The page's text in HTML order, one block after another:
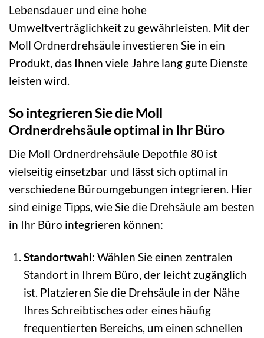
Lebensdauer und eine hohe
Umweltverträglichkeit zu gewährleisten. Mit der
Moll Ordnerdrehsäule investieren Sie in ein
Produkt, das Ihnen viele Jahre lang gute Dienste
leisten wird.
So integrieren Sie die Moll
Ordnerdrehsäule optimal in Ihr Büro
Die Moll Ordnerdrehsäule Depotfile 80 ist
vielseitig einsetzbar und lässt sich optimal in
verschiedene Büroumgebungen integrieren. Hier
sind einige Tipps, wie Sie die Drehsäule am besten
in Ihr Büro integrieren können:
Standortwahl: Wählen Sie einen zentralen
Standort in Ihrem Büro, der leicht zugänglich
ist. Platzieren Sie die Drehsäule in der Nähe
Ihres Schreibtisches oder eines häufig
frequentierten Bereichs, um einen schnellen